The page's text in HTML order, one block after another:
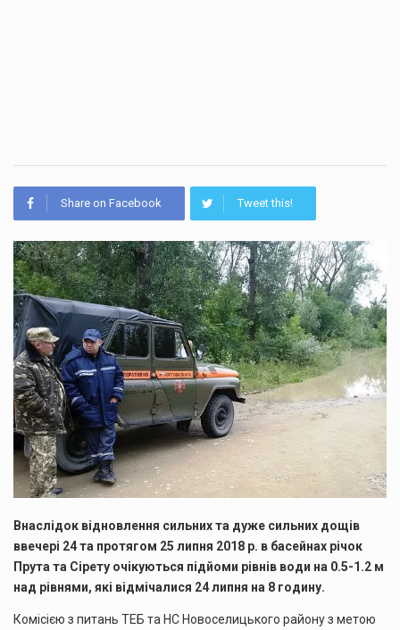
Share on Facebook Tweet this!
Внаслідок відновлення сильних та дуже сильних дощів
ввечері 24 та протягом 25 липня 2018 р. в басейнах річок
Прута та Сірету очікуються підйоми рівнів води на 0.5-1.2 м
над рівнями, які відмічалися 24 липня на 8 годину.
Комісією з питань ТЕБ та НС Новоселицького району з метою